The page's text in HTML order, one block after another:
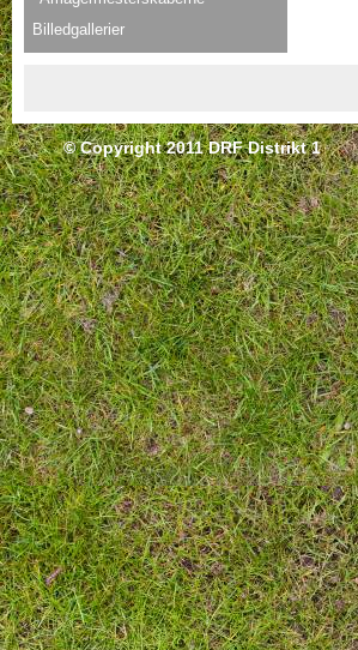
Billedgallerier
© Copyright 2011 DRF Distrikt 1